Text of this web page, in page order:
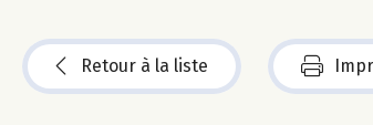
Retour à la liste